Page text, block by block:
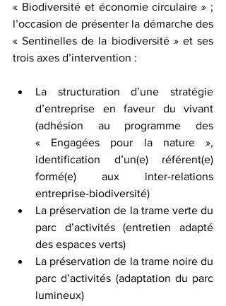
« Biodiversité et économie circulaire » ;
l’occasion de présenter la démarche des
« Sentinelles de la biodiversité » et ses
trois axes d’intervention :
La structuration d’une stratégie
d’entreprise en faveur du vivant
(adhésion au programme des
« Engagées pour la nature »,
identification d’un(e) référent(e)
formé(e) aux inter-relations
entreprise-biodiversité)
La préservation de la trame verte du
parc d’activités (entretien adapté
des espaces verts)
La préservation de la trame noire du
parc d’activités (adaptation du parc
lumineux)